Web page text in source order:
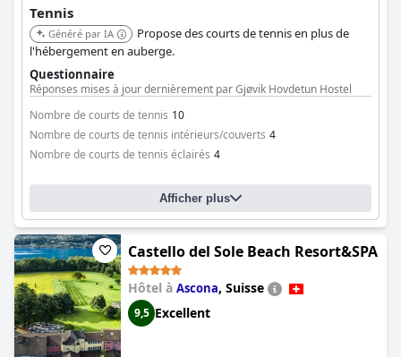
Tennis
Généré par IA
Propose des courts de tennis en plus de
l'hébergement en auberge.
Questionnaire
Réponses mises à jour dernièrement par Gjøvik Hovdetun Hostel
Nombre de courts de tennis 10
Nombre de courts de tennis intérieurs/couverts 4
Nombre de courts de tennis éclairés 4
Afficher plus
Castello del Sole Beach Resort&SPA
Hôtel à Ascona, Suisse
9,5 Excellent